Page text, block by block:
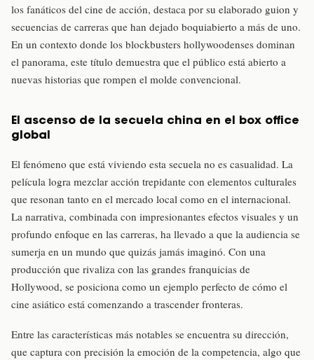
los fanáticos del cine de acción, destaca por su elaborado guion y
secuencias de carreras que han dejado boquiabierto a más de uno.
En un contexto donde los blockbusters hollywoodenses dominan
el panorama, este título demuestra que el público está abierto a
nuevas historias que rompen el molde convencional.
El ascenso de la secuela china en el box office
global
El fenómeno que está viviendo esta secuela no es casualidad. La
película logra mezclar acción trepidante con elementos culturales
que resonan tanto en el mercado local como en el internacional.
La narrativa, combinada con impresionantes efectos visuales y un
profundo enfoque en las carreras, ha llevado a que la audiencia se
sumerja en un mundo que quizás jamás imaginó. Con una
producción que rivaliza con las grandes franquicias de
Hollywood, se posiciona como un ejemplo perfecto de cómo el
cine asiático está comenzando a trascender fronteras.
Entre las características más notables se encuentra su dirección,
que captura con precisión la emoción de la competencia, algo que